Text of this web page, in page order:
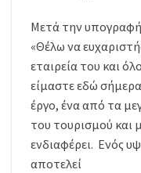
Μετά την
«Θέλω να
εταιρεία του και
είμαστε εδώ
έργο, ένα από τα
του τουρισμού και
ενδιαφέρει. Ενός
αποτελεί